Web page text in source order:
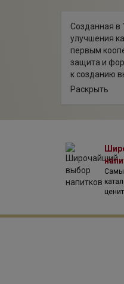
Созданная в
улучшения
первым
защита и
к созданию
результате
более 2200
6000 га, 70%
компании
вина с
Раскрыть